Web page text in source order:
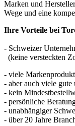
Marken und
Wege und eine
Ihre Vorteile bei
- Schweizer
(keine versteckten
- viele
- aber auch viele
- kein
- persönliche
- unabhängiger
- über 20 Jahre